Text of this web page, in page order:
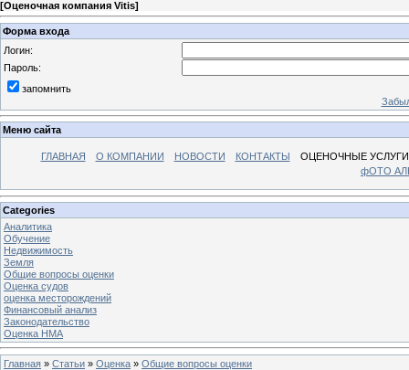
[Оценочная компания Vitis]
Форма входа
Логин:
Пароль:
запомнить
Меню сайта
ГЛАВНАЯ О КОМПАНИИ НОВОСТИ КОНТАКТЫ
ОЦЕНОЧНЫЕ УСЛУГИ
фОТО
Categories
Аналитика
Обучение
Недвижимость
Земля
Общие вопросы оценки
Оценка судов
оценка месторождений
Финансовый анализ
Законодательство
Оценка НМА
Главная » Статьи » Оценка » Общие вопросы оценки